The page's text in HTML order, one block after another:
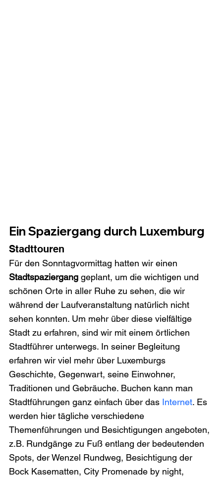
Ein Spaziergang durch Luxemburg
Stadttouren
Für den Sonntagvormittag hatten wir einen
Stadtspaziergang geplant, um die wichtigen und
schönen Orte in aller Ruhe zu sehen, die wir
während der Laufveranstaltung natürlich nicht
sehen konnten. Um mehr über diese vielfältige
Stadt zu erfahren, sind wir mit einem örtlichen
Stadtführer unterwegs. In seiner Begleitung
erfahren wir viel mehr über Luxemburgs
Geschichte, Gegenwart, seine Einwohner,
Traditionen und Gebräuche. Buchen kann man
Stadtführungen ganz einfach über das Internet. Es
werden hier tägliche verschiedene
Themenführungen und Besichtigungen angeboten,
z.B. Rundgänge zu Fuß entlang der bedeutenden
Spots, der Wenzel Rundweg, Besichtigung der
Bock Kasematten, City Promenade by night,